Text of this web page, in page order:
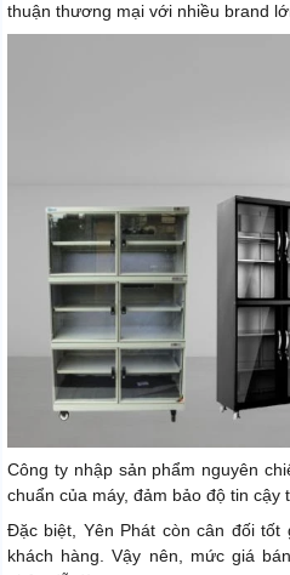
thuận thương mại với nhiều brand
Công ty nhập sản phẩm nguyên
chuẩn của máy, đảm bảo độ tin cậy
Đặc biệt, Yên Phát còn cân đối
khách hàng. Vậy nên, mức giá